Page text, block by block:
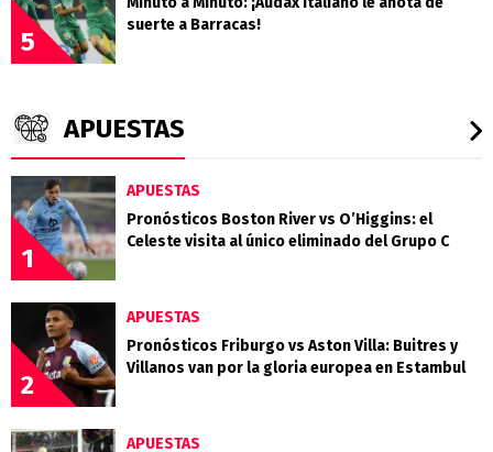
5
suerte a Barracas!
APUESTAS
1
APUESTAS
Pronósticos Boston River vs O’Higgins: el
Celeste visita al único eliminado del Grupo C
2
APUESTAS
Pronósticos Friburgo vs Aston Villa: Buitres y
Villanos van por la gloria europea en Estambul
APUESTAS